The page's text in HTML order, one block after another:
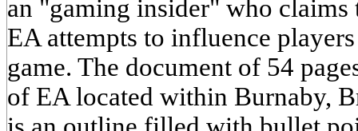
an "gaming insider" who claims
EA attempts to influence
game. The document of 54
of EA located within Burnaby,